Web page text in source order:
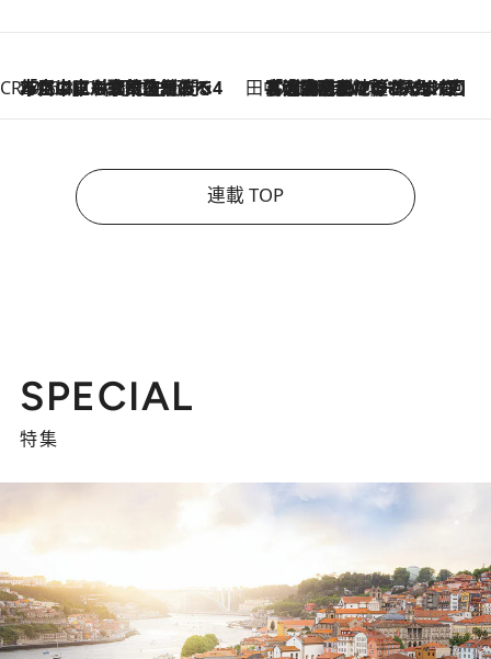
CREA'S CHOICE
2026.8.7
「立川にも歌舞伎があるんだよ」 片岡仁左衛門・市川中車ら豪華座組みで4年目の立川立飛歌舞伎へ 田中稲の勝手に再ブーム
2026.8.7
「湘南乃風に憧れて」観客大盛上がりの“タオル回し”に、ラッパー顔負けの高速歌唱まで…さだまさし（74）のアグレッシブすぎる現在地
連載 TOP
SPECIAL
特集